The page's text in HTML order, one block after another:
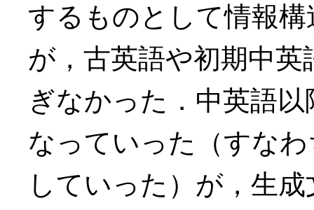
するものとして情報
が，古英語や初期中
ぎなかった．中英語
なっていった（すな
していった）が，生